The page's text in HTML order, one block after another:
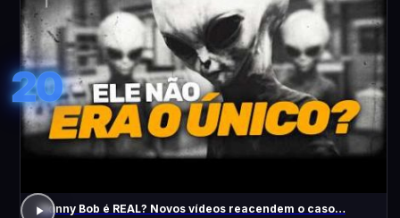
20
Skinny Bob é REAL? Novos vídeos reacendem o caso…